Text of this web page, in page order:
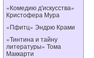
«Комедию д'искусства»
Кристофера Мура
«Пфитц» Эндрю Крами
«Тинтина и тайну
литературы» Тома
Маккарти